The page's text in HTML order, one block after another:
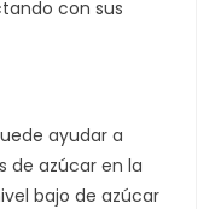
con sus
ayudar a
de azúcar en la
bajo de azúcar